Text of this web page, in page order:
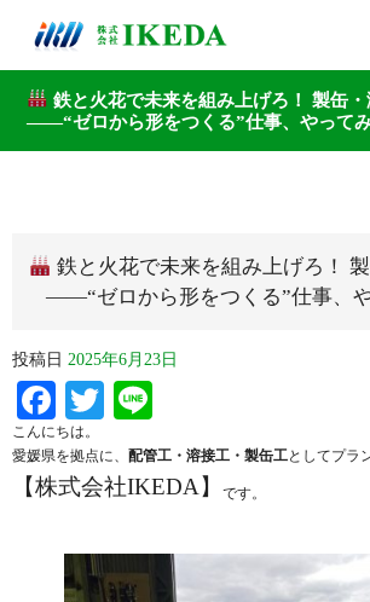
鉄と火花で未来を組み上げろ！ 製缶
——“ゼロから形をつくる”仕事、やって
鉄と火花で未来を組み上げろ！
——“ゼロから形をつくる”仕事、
投稿日 2025年6月23日
Facebook
Twitter
こんにちは。
愛媛県を拠点に、 配管工・溶接工・製缶工としてプラ
【株式会社IKEDA】 です。